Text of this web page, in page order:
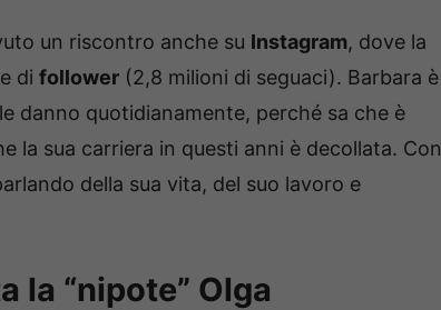
un riscontro anche su Instagram, dove la
di follower (2,8 milioni di seguaci). Barbara è
danno quotidianamente, perché sa che è
la sua carriera in questi anni è decollata. Con
della sua vita, del suo lavoro e
la “nipote” Olga